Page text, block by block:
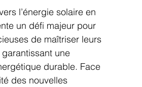
l’énergie solaire en
un défi majeur pour
de maîtriser leurs
une
durable. Face
des nouvelles